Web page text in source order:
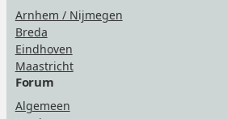
Arnhem / Nijmegen
Breda
Eindhoven
Maastricht
Forum
Algemeen